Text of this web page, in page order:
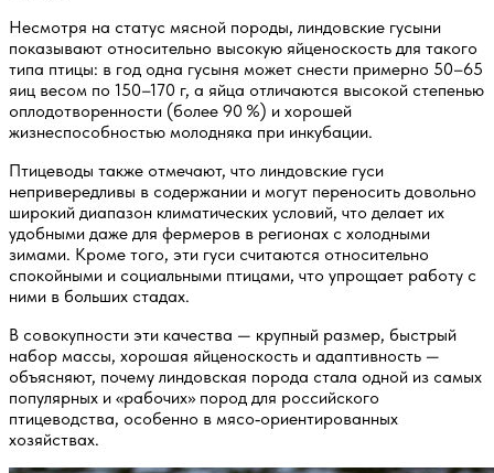
Несмотря на статус мясной породы, линдовские гусыни
показывают относительно высокую яйценоскость для такого
типа птицы: в год одна гусыня может снести примерно 50–65
яиц весом по 150–170 г, а яйца отличаются высокой степенью
оплодотворенности (более 90 %) и хорошей
жизнеспособностью молодняка при инкубации.
Птицеводы также отмечают, что линдовские гуси
непривередливы в содержании и могут переносить довольно
широкий диапазон климатических условий, что делает их
удобными даже для фермеров в регионах с холодными
зимами. Кроме того, эти гуси считаются относительно
спокойными и социальными птицами, что упрощает работу с
ними в больших стадах.
В совокупности эти качества — крупный размер, быстрый
набор массы, хорошая яйценоскость и адаптивность —
объясняют, почему линдовская порода стала одной из самых
популярных и «рабочих» пород для российского
птицеводства, особенно в мясо‑ориентированных
хозяйствах.